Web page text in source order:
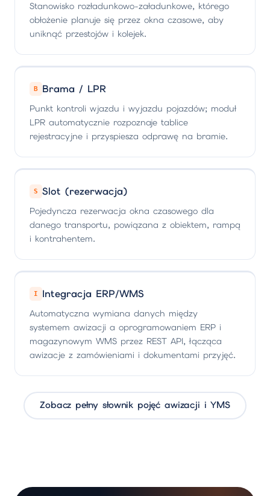
Stanowisko rozładunkowo-załadunkowe, którego
obłożenie planuje się przez okna czasowe, aby
uniknąć przestojów i kolejek.
B Brama / LPR
Punkt kontroli wjazdu i wyjazdu pojazdów; moduł
LPR automatycznie rozpoznaje tablice
rejestracyjne i przyspiesza odprawę na bramie.
S Slot (rezerwacja)
Pojedyncza rezerwacja okna czasowego dla
danego transportu, powiązana z obiektem, rampą
i kontrahentem.
I Integracja ERP/WMS
Automatyczna wymiana danych między
systemem awizacji a oprogramowaniem ERP i
magazynowym WMS przez REST API, łącząca
awizacje z zamówieniami i dokumentami przyjęć.
Zobacz pełny słownik pojęć awizacji i YMS